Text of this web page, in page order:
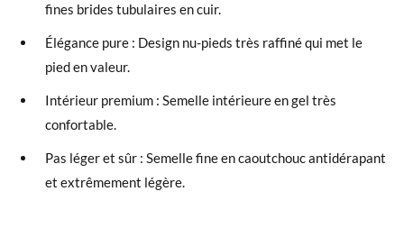
fines brides tubulaires en cuir.
Élégance pure : Design nu-pieds très raffiné qui met le
pied en valeur.
Intérieur premium : Semelle intérieure en gel très
confortable.
Pas léger et sûr : Semelle fine en caoutchouc antidérapant
et extrêmement légère.